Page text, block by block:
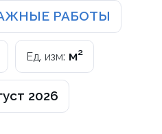
РАБОТЫ
Ед. изм: м²
2026